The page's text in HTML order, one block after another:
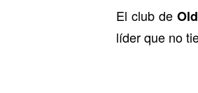
El club de
líder que no